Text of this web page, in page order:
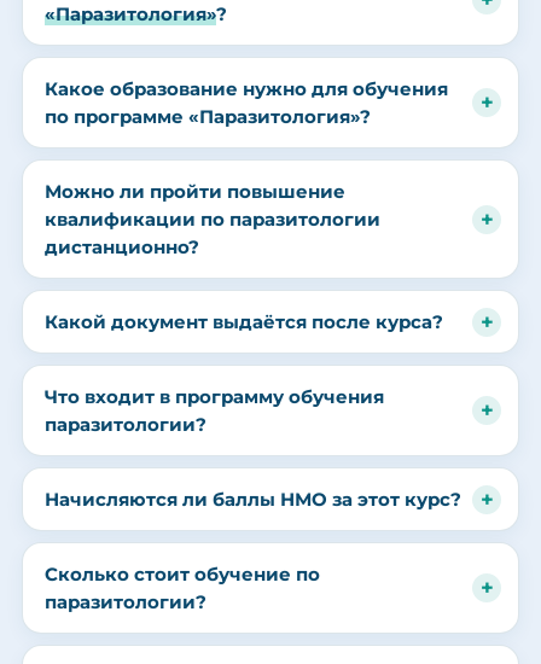
«Паразитология»?
Какое образование нужно для обучения
по программе «Паразитология»?
Можно ли пройти повышение
квалификации по паразитологии
дистанционно?
Какой документ выдаётся после курса?
Что входит в программу обучения
паразитологии?
Начисляются ли баллы НМО за этот курс?
Сколько стоит обучение по
паразитологии?